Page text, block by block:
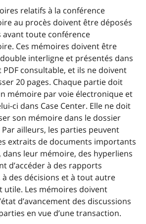
relatifs à la conférence
au procès doivent être déposés
avant toute conférence
Ces mémoires doivent être
interligne et présentés dans
consultable, et ils ne doivent
20 pages. Chaque partie doit
mémoire par voie électronique et
ci dans Case Center. Elle ne doit
son mémoire dans le dossier
ailleurs, les parties peuvent
extraits de documents importants
dans leur mémoire, des hyperliens
d’accéder à des rapports
à des décisions et à tout autre
utile. Les mémoires doivent
d’avancement des discussions
en vue d’une transaction.